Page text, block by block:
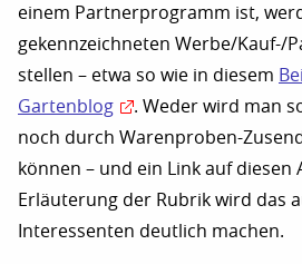
einem Partnerprogramm ist,
gekennzeichneten Werbe/Kauf-/
stellen – etwa so wie in diesem
Gartenblog
. Weder wird man
noch durch Warenproben-
können – und ein Link auf diesen
Erläuterung der Rubrik wird das
Interessenten deutlich machen.